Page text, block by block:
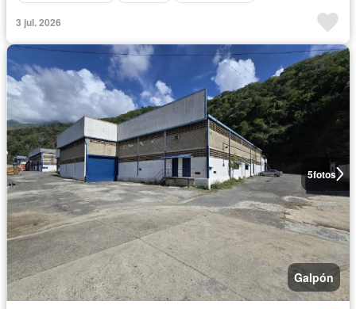
3 jul. 2026
5fotos
Galpón